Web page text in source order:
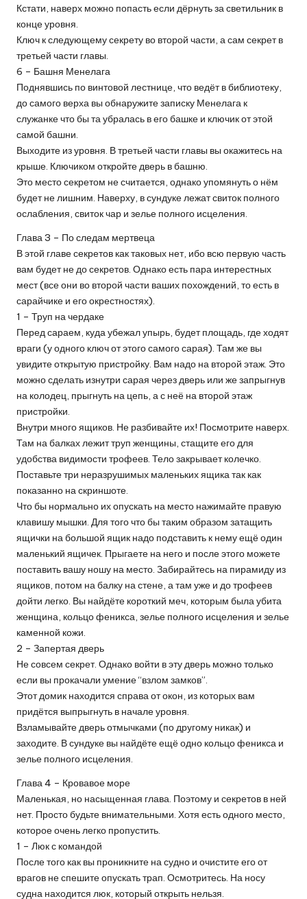
Кстати, наверх можно попасть если дёрнуть за светильник в
конце уровня.
Ключ к следующему секрету во второй части, а сам секрет в
третьей части главы.
6 – Башня Менелага
Поднявшись по винтовой лестнице, что ведёт в библиотеку,
до самого верха вы обнаружите записку Менелага к
служанке что бы та убралась в его башке и ключик от этой
самой башни.
Выходите из уровня. В третьей части главы вы окажитесь на
крыше. Ключиком откройте дверь в башню.
Это место секретом не считается, однако упомянуть о нём
будет не лишним. Наверху, в сундуке лежат свиток полного
ослабления, свиток чар и зелье полного исцеления.
Глава 3 – По следам мертвеца
В этой главе секретов как таковых нет, ибо всю первую часть
вам будет не до секретов. Однако есть пара интерестных
мест (все они во второй части ваших похождений, то есть в
сарайчике и его окрестностях).
1 – Труп на чердаке
Перед сараем, куда убежал упырь, будет площадь, где ходят
враги (у одного ключ от этого самого сарая). Там же вы
увидите открытую пристройку. Вам надо на второй этаж. Это
можно сделать изнутри сарая через дверь или же запрыгнув
на колодец, прыгнуть на цепь, а с неё на второй этаж
пристройки.
Внутри много ящиков. Не разбивайте их! Посмотрите наверх.
Там на балках лежит труп женщины, стащите его для
удобства видимости трофеев. Тело закрывает колечко.
Поставьте три неразрушимых маленьких ящика так как
показанно на скриншоте.
Что бы нормально их опускать на место нажимайте правую
клавишу мышки. Для того что бы таким образом затащить
ящички на большой ящик надо подставить к нему ещё один
маленький ящичек. Прыгаете на него и после этого можете
поставить вашу ношу на место. Забирайтесь на пирамиду из
ящиков, потом на балку на стене, а там уже и до трофеев
дойти легко. Вы найдёте короткий меч, которым была убита
женщина, кольцо феникса, зелье полного исцеления и зелье
каменной кожи.
2 – Запертая дверь
Не совсем секрет. Однако войти в эту дверь можно только
если вы прокачали умение “взлом замков”.
Этот домик находится справа от окон, из которых вам
придётся выпрыгнуть в начале уровня.
Взламывайте дверь отмычками (по другому никак) и
заходите. В сундуке вы найдёте ещё одно кольцо феникса и
зелье полного исцеления.
Глава 4 – Кровавое море
Маленькая, но насыщенная глава. Поэтому и секретов в ней
нет. Просто будьте внимательными. Хотя есть одного место,
которое очень легко пропустить.
1 – Люк с командой
После того как вы проникните на судно и очистите его от
врагов не спешите опускать трап. Осмотритесь. На носу
судна находится люк, который открыть нельзя.